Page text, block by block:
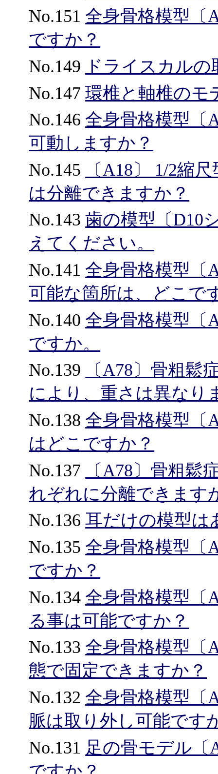
No.151 全身骨格模型〔
ですか？
No.149 ドライスカル
No.147環椎と軸椎のモ
No.146 全身骨格模型〔
可動しますか？
No.145
〔A18〕 1/2縮
は分離できますか？
No.143歯の模型〔D10
えてください。
No.141 全身骨格模型〔
可能な箇所は、どこで
No.140 全身骨格模型〔
ですか。
No.139
〔A78〕骨粗鬆
により、重さは異なり
No.138 全身骨格模型〔
はどこですか？
No.137
〔A78〕骨粗鬆
れぞれに分離できます
No.136耳だけの模型は
No.135 全身骨格模型〔
ですか？
No.134 全身骨格模型〔
る事は可能ですか？
No.133 全身骨格模型〔
態で固定できますか？
No.132 全身骨格模型〔
脈は取り外し可能です
No.131 足の骨モデル〔